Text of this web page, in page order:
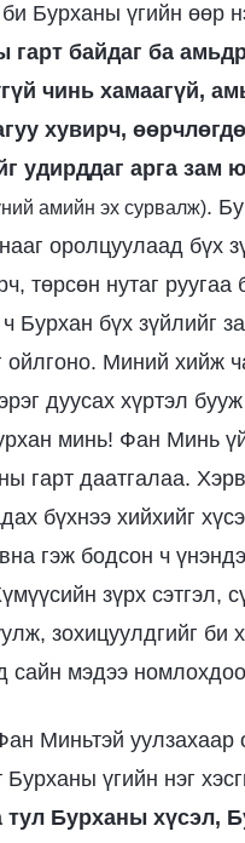
Бурханы үгийн өөр
гарт байдаг ба
чинь хамаагүй,
хувирч,
удирддаг арга зам
амийн эх сурвалж).
оролцуулаад бүх
төрсөн нутаг
Бурхан бүх зүйлийг
ойлгоно. Миний хийж
дуусах хүртэл
минь! Фан Минь
гарт даатгалаа.
бүхнээ хийхийг
гэж бодсон ч
зүрх сэтгэл,
зохицуулдгийг
мэдээ номлохдоо
Миньтэй уулзахаар
Бурханы үгийн нэг
тул Бурханы хүсэл,